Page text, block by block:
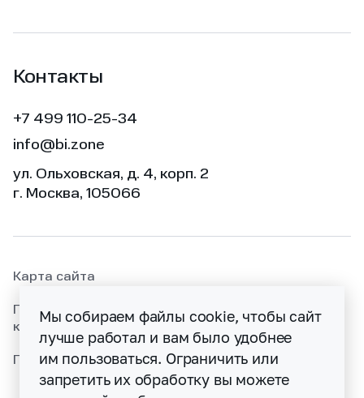
Контакты
+7 499 110-25-34
info@bi.zone
ул. Ольховская, д. 4, корп. 2
г. Москва, 105066
Политика конфиденциальности
Политика раскрытия информации об уязвимостях
кибербезопасности
Карта сайта
Мы собираем файлы cookie, чтобы сайт
лучше работал и вам было удобнее
им пользоваться. Ограничить или
запретить их обработку вы можете